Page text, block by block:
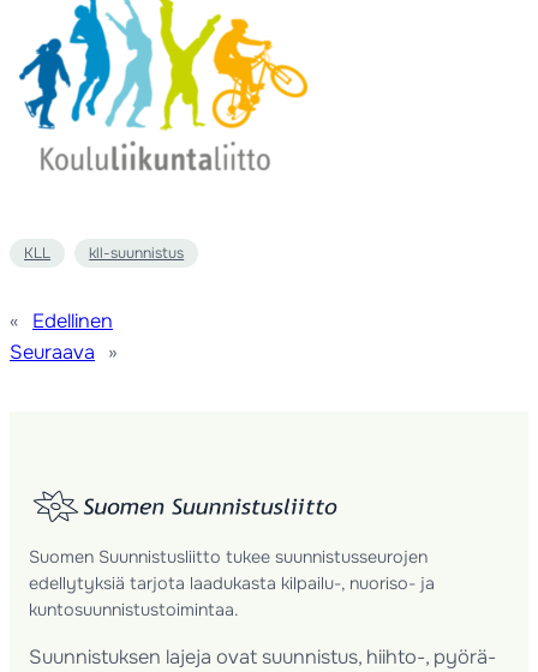
KLL kll-suunnistus
«
Edellinen
Seuraava
»
Suomen Suunnistusliitto tukee suunnistusseurojen
edellytyksiä tarjota laadukasta kilpailu-, nuoriso- ja
kuntosuunnistustoimintaa.
Suunnistuksen lajeja ovat suunnistus, hiihto-, pyörä-